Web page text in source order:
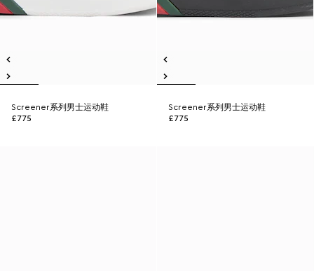
Screener系列男士运动鞋
£775
Screener系列男士运动鞋
£775